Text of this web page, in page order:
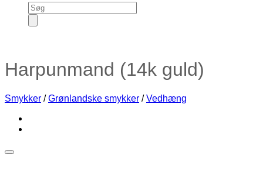
Products
search
Harpunmand (14k guld)
Smykker / Grønlandske smykker / Vedhæng